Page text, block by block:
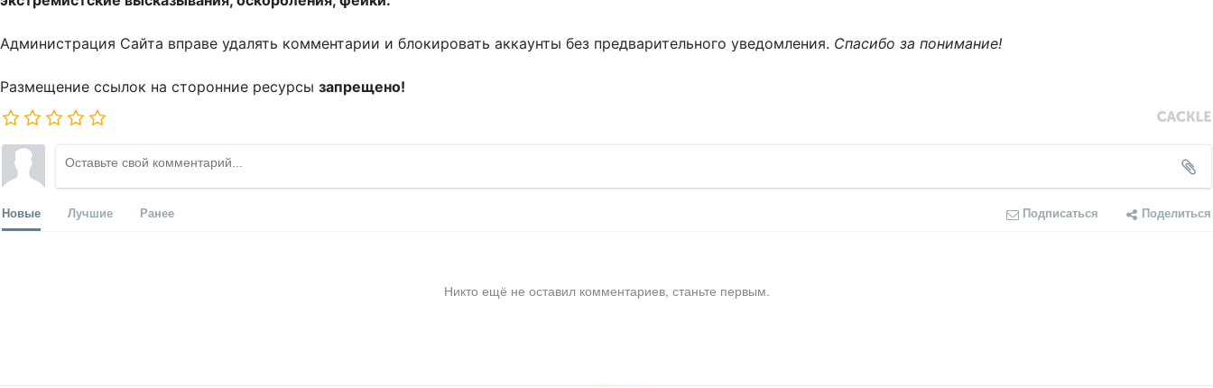
Администрация Сайта вправе удалять комментарии и блокировать аккаунты без предварительного уведомления. Спасибо за понимание!
Размещение ссылок на сторонние ресурсы запрещено!
Новые Лучшие Ранее Подписаться Поделиться
Никто ещё не оставил комментариев, станьте первым.